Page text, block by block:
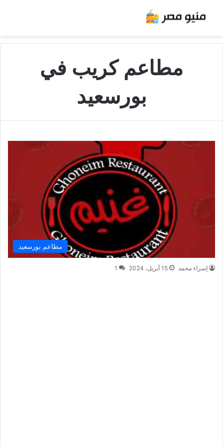
مطاعم كريب في
بورسعيد
مطاعم بورسعيد
إسراء محمد 15 أبريل، 2024 1